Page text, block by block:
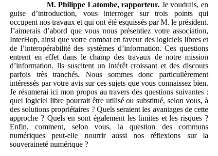
M. Philippe Latombe, rapporteur. Je voudrais, en
guise d’introduction, vous interroger sur trois points qui
occupent nos travaux et qui ont été esquissés par M. le président.
J’aimerais d’abord que vous nous présentiez votre association,
InterHop, ainsi que votre combat en faveur des logiciels libres et
de l’interopérabilité des systèmes d’information. Ces questions
entrent en effet dans le champ des travaux de notre mission
d’information. Ils suscitent un intérêt croissant et des discours
parfois très tranchés. Nous sommes donc particulièrement
intéressés par votre avis sur ces sujets que vous connaissez bien.
Je résumerai ici mon propos au travers des questions suivantes :
quel logiciel libre pourrait être utilisé ou substitué, selon vous, à
des solutions propriétaires ? Quels seraient les avantages de cette
approche ? Quels en sont également les limites et les risques ?
Enfin, comment, selon vous, la question des communs
numériques peut-elle nourrir aussi nos réflexions sur la
souveraineté numérique ?